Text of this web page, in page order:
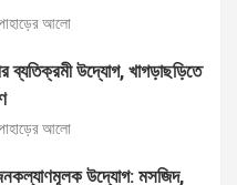
আলো
ব্যতিক্রমী উদ্যোগ, খাগড়াছড়িতে
আলো
জনকল্যাণমূলক উদ্যোগ: মসজিদ,